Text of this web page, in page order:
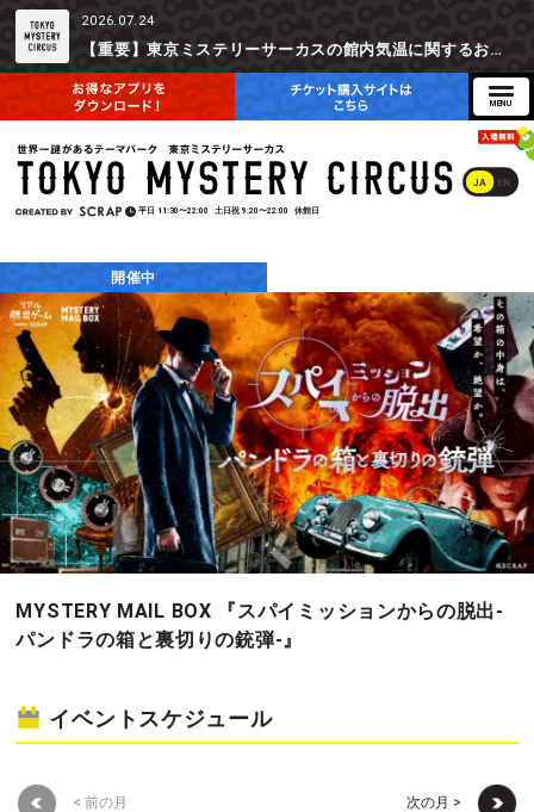
2026.07.24
【重要】東京ミステリーサーカスの館内気温に関するお詫びとご参加辞退時の返金対応について
JA EN
平日 11:30〜22:00 土日祝 9:20〜22:00 休館日
開催中
MYSTERY MAIL BOX 『スパイミッションからの脱出-
パンドラの箱と裏切りの銃弾-』
イベントスケジュール
< 前の月 次の月 >